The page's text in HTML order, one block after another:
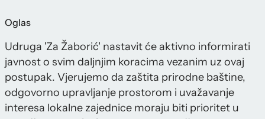
Oglas
Udruga 'Za Žaborić' nastavit će aktivno informirati
javnost o svim daljnjim koracima vezanim uz ovaj
postupak. Vjerujemo da zaštita prirodne baštine,
odgovorno upravljanje prostorom i uvažavanje
interesa lokalne zajednice moraju biti prioritet u